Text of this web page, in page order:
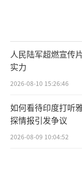
人民陆军超燃宣传
实力
2026-08-10 15:26:46
如何看待印度打听
探情报引发争议
2026-08-09 10:04:52